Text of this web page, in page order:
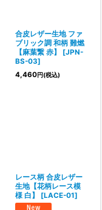
合皮レザー生地 ファ
ブリック調 和柄 難燃
【麻葉繋 赤】
[JPN-
BS-03]
4,460円(税込)
レース柄 合皮レザー
生地【花柄レース模
様 白】
[LACE-01]